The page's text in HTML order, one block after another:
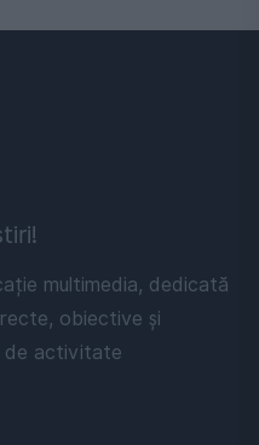
multimedia, dedicată
obiective și
de activitate